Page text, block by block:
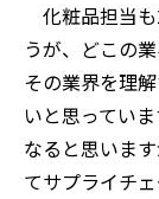
化粧品担当
うが、どこの
その業界を理
いと思ってい
なると思いま
てサプライチ